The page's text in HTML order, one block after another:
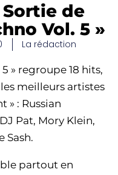
de
Vol. 5 »
La rédaction
» regroupe 18 hits,
meilleurs artistes
» : Russian
Pat, Mory Klein,
Sash.
partout en